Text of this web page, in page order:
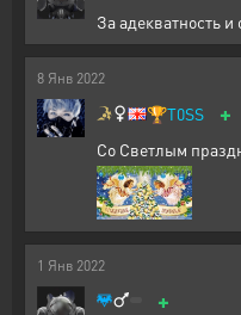
За адекватность
8 Янв 2022
🏆T0SS +
Со Светлым
1 Янв 2022
+